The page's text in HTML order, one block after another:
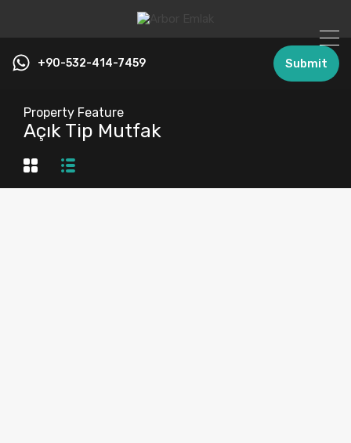
+90-532-414-7459 Submit
Property Feature
Açık Tip Mutfak